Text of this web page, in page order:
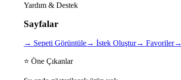
Yardım & Destek
Sayfalar
→ Sepeti Görüntüle→ İstek Oluştur→ Favoriler→
⭐ Öne Çıkanlar